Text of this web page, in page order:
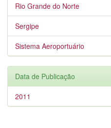
Rio Grande do Norte
Sergipe
Sistema Aeroportuário
Data de Publicação
2011